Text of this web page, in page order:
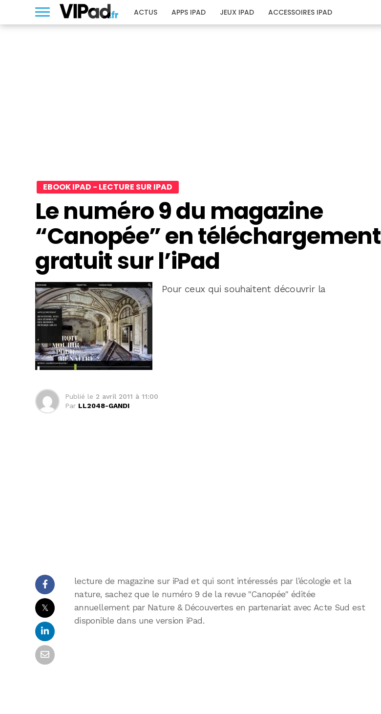
ACTUS APPS IPAD JEUX IPAD ACCESSOIRES IPAD
EBOOK IPAD - LECTURE SUR IPAD
Le numéro 9 du magazine
“Canopée” en téléchargement
gratuit sur l’iPad
Pour ceux qui souhaitent découvrir la
Publié le 2 avril 2011 à 11:00
Par LL2048-GANDI
𝕏
lecture de magazine sur iPad et qui sont intéressés par l’écologie et la
nature, sachez que le numéro 9 de la revue "Canopée" éditée
annuellement par Nature & Découvertes en partenariat avec Acte Sud est
disponible dans une version iPad.